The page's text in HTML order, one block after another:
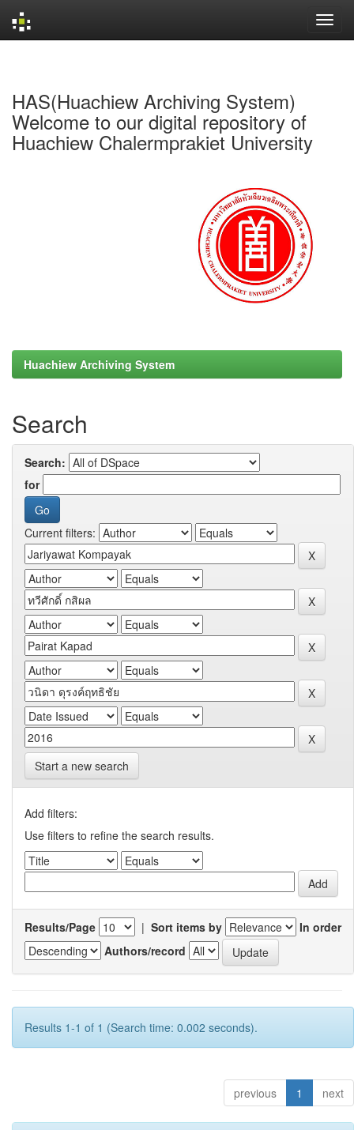
HAS(Huachiew Archiving System)
Welcome to our digital repository of
Huachiew Chalermprakiet University
Huachiew Archiving System
Search
Search:
for
Current filters:
Start a new search
Add filters:
Use filters to refine the search results.
Results/Page | Sort items by
In order
Authors/record
Results 1-1 of 1 (Search time: 0.002 seconds).
previous 1 next